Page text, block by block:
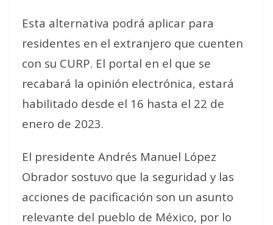
Esta alternativa podrá aplicar para
residentes en el extranjero que cuenten
con su CURP. El portal en el que se
recabará la opinión electrónica, estará
habilitado desde el 16 hasta el 22 de
enero de 2023.
El presidente Andrés Manuel López
Obrador sostuvo que la seguridad y las
acciones de pacificación son un asunto
relevante del pueblo de México, por lo